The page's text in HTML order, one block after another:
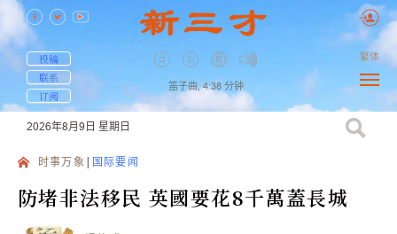
投稿
联系
订阅
笛子曲, 4:38 分钟
繁体
2026年8月9日 星期日
时事万象 国际要闻
防堵非法移民 英國要花8千萬蓋長城